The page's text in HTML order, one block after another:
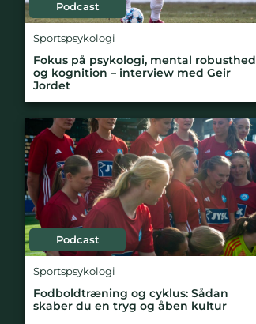
Podcast
Sportspsykologi
Fokus på psykologi, mental robusthed
og kognition – interview med Geir
Jordet
Podcast
Sportspsykologi
Fodboldtræning og cyklus: Sådan
skaber du en tryg og åben kultur